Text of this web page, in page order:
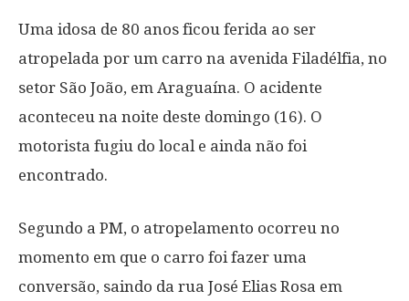
Uma idosa de 80 anos ficou ferida ao ser
atropelada por um carro na avenida Filadélfia, no
setor São João, em Araguaína. O acidente
aconteceu na noite deste domingo (16). O
motorista fugiu do local e ainda não foi
encontrado.
Segundo a PM, o atropelamento ocorreu no
momento em que o carro foi fazer uma
conversão, saindo da rua José Elias Rosa em